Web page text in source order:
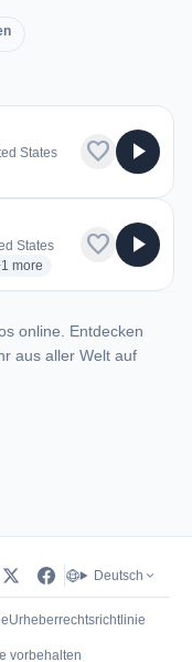
States
favorite play_arrow
States
stations
more genres for Lazer 99.3 &
more
favorite play_arrow
online. Entdecken
aus aller Welt auf
Deutsch
Urheberrechtsrichtlinie
in neuem Tab)
vorbehalten